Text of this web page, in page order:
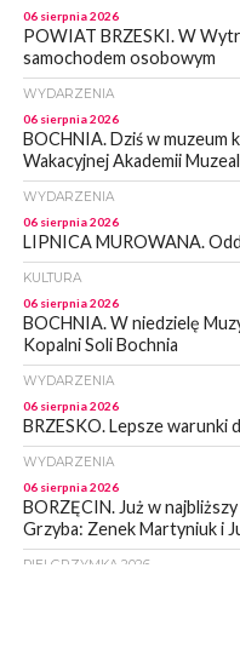
06 sierpnia 2026
POWIAT BRZESKI. W
samochodem osobowym
WYDARZENIA
06 sierpnia 2026
BOCHNIA. Dziś w muzeum
Wakacyjnej Akademii
WYDARZENIA
06 sierpnia 2026
LIPNICA MUROWANA.
KULTURA
06 sierpnia 2026
BOCHNIA. W niedzielę
Kopalni Soli Bochnia
WYDARZENIA
06 sierpnia 2026
BRZESKO. Lepsze warunki
WYDARZENIA
06 sierpnia 2026
BORZĘCIN. Już w
Grzyba: Zenek Martyniuk i
PIELGRZYMKA 2026